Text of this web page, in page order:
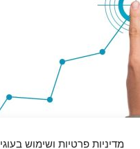
מדיניות פרטיות ושימוש